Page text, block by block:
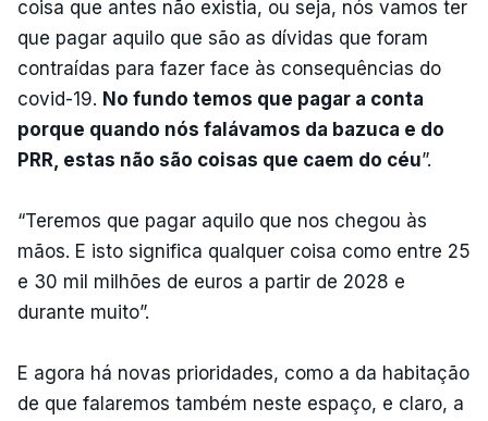
coisa que antes não existia, ou seja, nós vamos ter
que pagar aquilo que são as dívidas que foram
contraídas para fazer face às consequências do
covid-19. No fundo temos que pagar a conta
porque quando nós falávamos da bazuca e do
PRR, estas não são coisas que caem do céu”.
“Teremos que pagar aquilo que nos chegou às
mãos. E isto significa qualquer coisa como entre 25
e 30 mil milhões de euros a partir de 2028 e
durante muito”.
E agora há novas prioridades, como a da habitação
de que falaremos também neste espaço, e claro, a